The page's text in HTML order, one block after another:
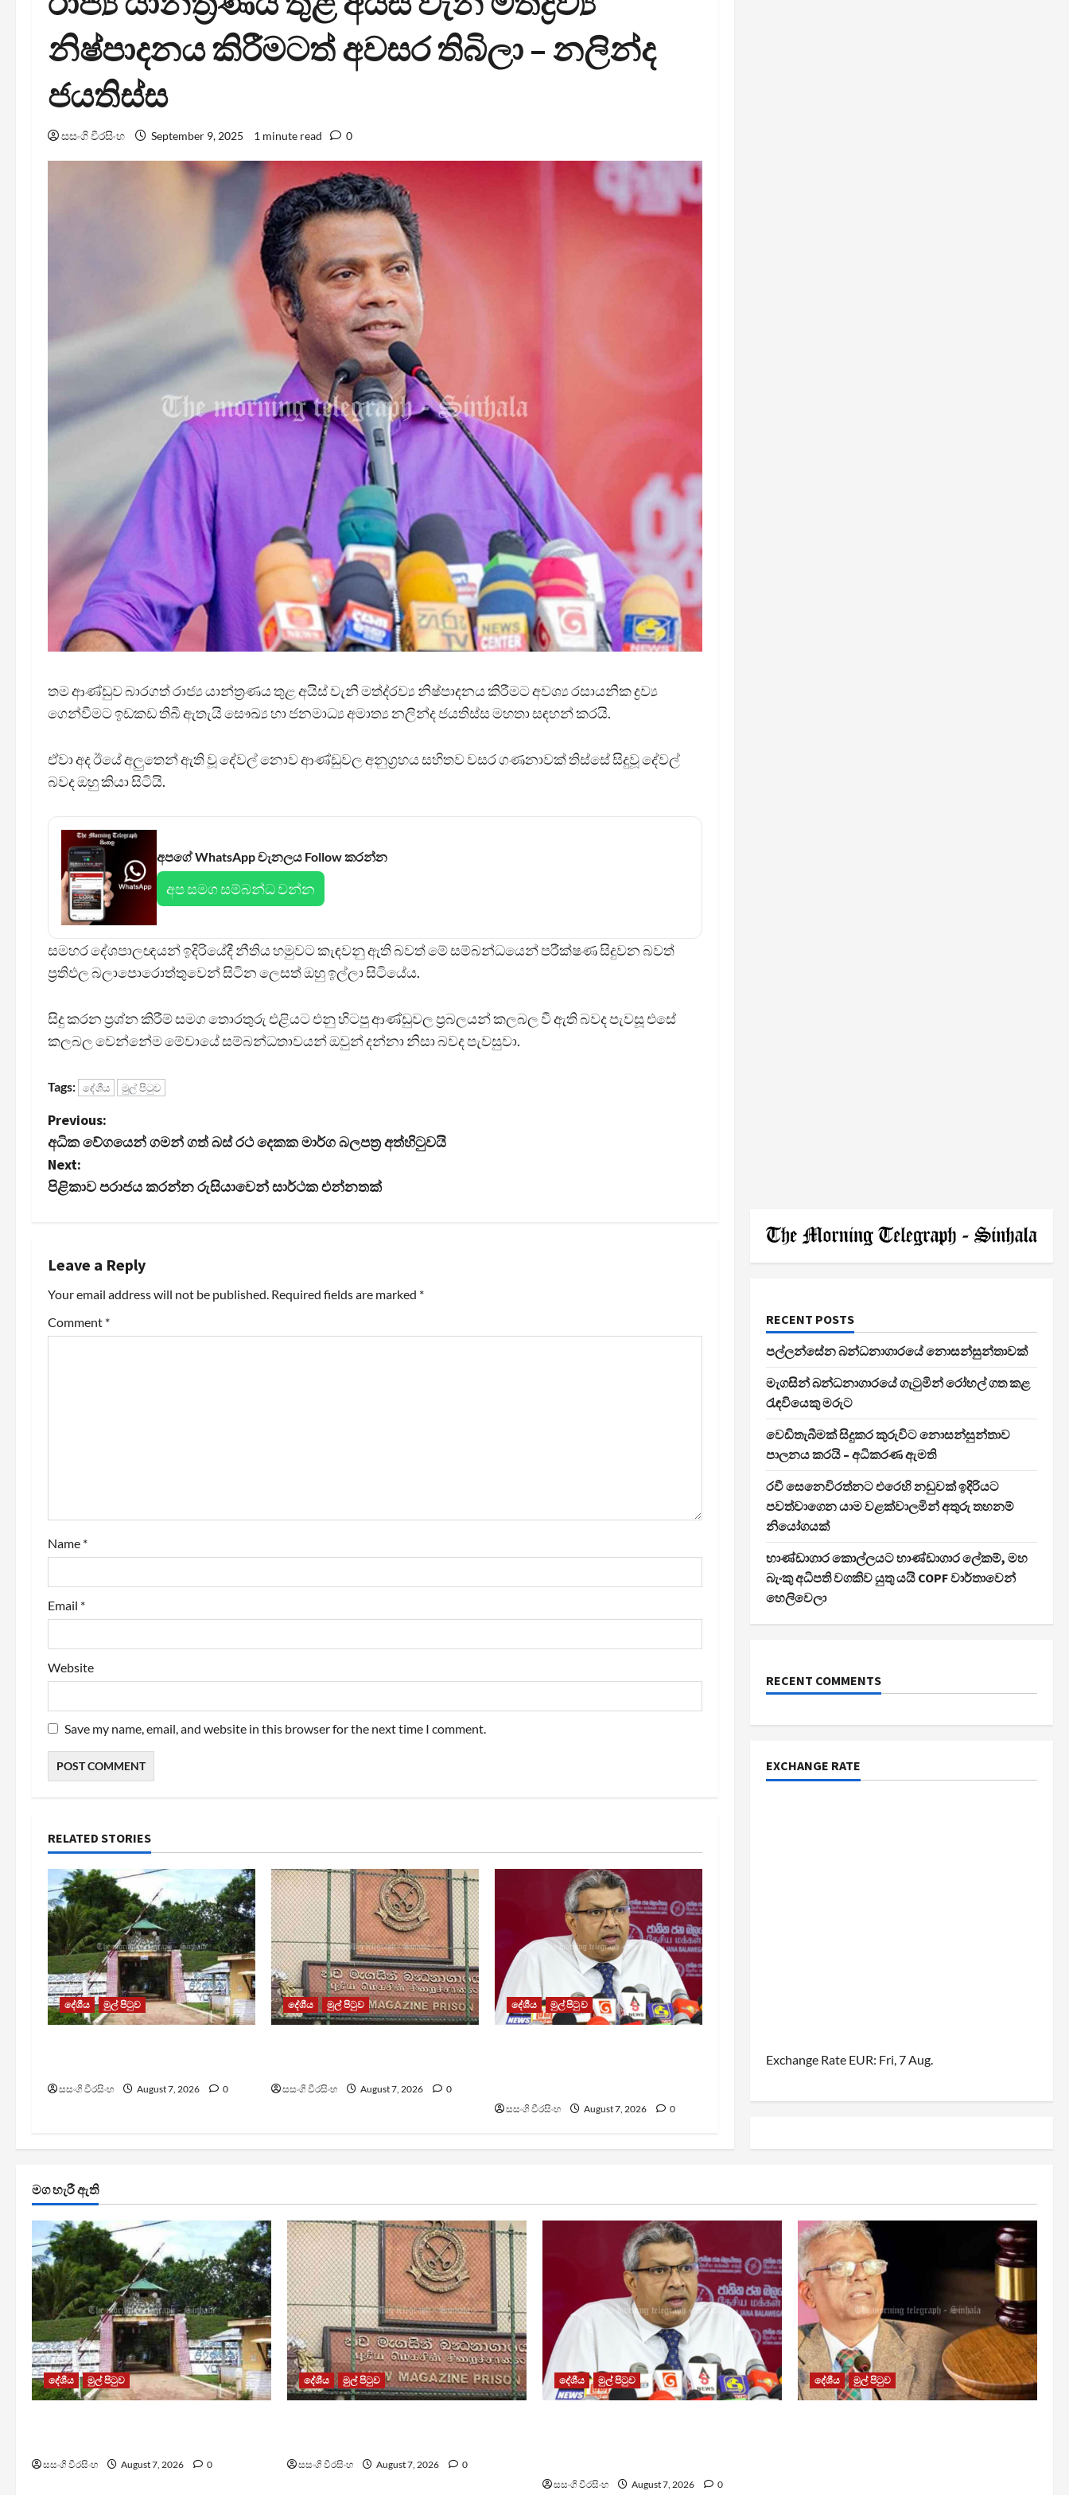
නිෂ්පාදනය කිරීමටත් අවසර තිබිලා – නලින්ද
ජයතිස්ස
සසංගි වීරසිංහ September 9, 2025 1 minute read 0
තම ආණ්ඩුව බාරගත් රාජ්‍ය යාන්ත්‍රණය තුළ අයිස් වැනි මත්ද‍්‍රව්‍ය නිෂ්පාදනය කිරීමට අවශ්‍ය රසායනික ද්‍රව්‍ය
ගෙන්වීමට ඉඩකඩ තිබී ඇතැයි සෞඛ්‍ය හා ජනමාධ්‍ය අමාත්‍ය නලින්ද ජයතිස්ස මහතා සඳහන් කරයි.
ඒවා අද ඊයේ අලුතෙන් ඇති වූ දේවල් නොව ආණ්ඩුවල අනුග්‍රහය සහිතව වසර ගණනාවක් තිස්සේ සිදුවූ දේවල්
බවද ඔහු කියා සිටියි.
අපගේ WhatsApp චැනලය Follow කරන්න
අප සමග සම්බන්ධ වන්න
සමහර දේශපාලඥයන් ඉදිරියේදී නීතිය හමුවට කැඳවනු ඇති බවත් මේ සම්බන්ධයෙන් පරීක්ෂණ සිදුවන බවත්
ප‍්‍රතිඵල බලාපොරොත්තුවෙන් සිටින ලෙසත් ඔහු ඉල්ලා සිටියේය.
සිදු කරන ප්‍රශ්න කිරීම් සමග තොරතුරු එළියට එනු හිටපු ආණ්ඩුවල ප්‍රබලයන් කලබල වී ඇති බවද පැවසූ එසේ
කලබල වෙන්නේම මේවායේ සම්බන්ධතාවයන් ඔවුන් දන්නා නිසා බවද පැවසුවා.
Tags: දේශීය මුල් පිටුව
P
o
s
n
a
v
o
n
Previous:
අධික වේගයෙන් ගමන් ගත් බස් රථ දෙකක මාර්ග බලපත්‍ර අත්හිටුවයි
Next:
පිළිකාව පරාජය කරන්න රුසියාවෙන් සාර්ථක එන්නතක්
Leave a Reply
Your email address will not be published. Required fields are marked *
Comment *
Name *
Email *
Website
Save my name, email, and website in this browser for the next time I comment.
RELATED STORIES
දේශීය මුල් පිටුව
සසංගි වීරසිංහ August 7, 2026 0
දේශීය මුල් පිටුව
සසංගි වීරසිංහ August 7, 2026 0
දේශීය මුල් පිටුව
සසංගි වීරසිංහ August 7, 2026 0
RECENT POSTS
පල්ලන්සේන බන්ධනාගාරයේ නොසන්සුන්තාවක්
මැගසින් බන්ධනාගාරයේ ගැටුමින් රෝහල් ගත කළ
රැඳවියෙකු මරුට
වෙඩිතැබීමක් සිදුකර කුරුවිට නොසන්සුන්තාව
පාලනය කරයි – අධිකරණ ඇමති
රවී සෙනෙවිරත්නට එරෙහි නඩුවක් ඉදිරියට
පවත්වාගෙන යාම වළක්වාලමින් අතුරු තහනම්
නියෝගයක්
භාණ්ඩාගාර කොල්ලයට භාණ්ඩාගාර ලේකම්, මහ
බැංකු අධිපති වගකිව යුතු යයි COPF වාර්තාවෙන්
හෙලිවෙලා
RECENT COMMENTS
EXCHANGE RATE
Exchange Rate EUR: Fri, 7 Aug.
මග හැරී ඇති
දේශීය මුල් පිටුව
සසංගි වීරසිංහ August 7, 2026 0
දේශීය මුල් පිටුව
සසංගි වීරසිංහ August 7, 2026 0
දේශීය මුල් පිටුව
සසංගි වීරසිංහ August 7, 2026 0
දේශීය මුල් පිටුව